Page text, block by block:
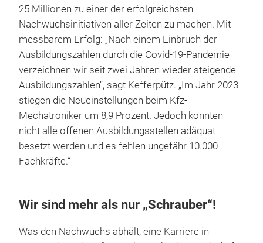
25 Millionen zu einer der erfolgreichsten
Nachwuchsinitiativen aller Zeiten zu machen. Mit
messbarem Erfolg: „Nach einem Einbruch der
Ausbildungszahlen durch die Covid-19-Pandemie
verzeichnen wir seit zwei Jahren wieder steigende
Ausbildungszahlen“, sagt Kefferpütz. „Im Jahr 2023
stiegen die Neueinstellungen beim Kfz-
Mechatroniker um 8,9 Prozent. Jedoch konnten
nicht alle offenen Ausbildungsstellen adäquat
besetzt werden und es fehlen ungefähr 10.000
Fachkräfte.“
Wir sind mehr als nur „Schrauber“!
Was den Nachwuchs abhält, eine Karriere in